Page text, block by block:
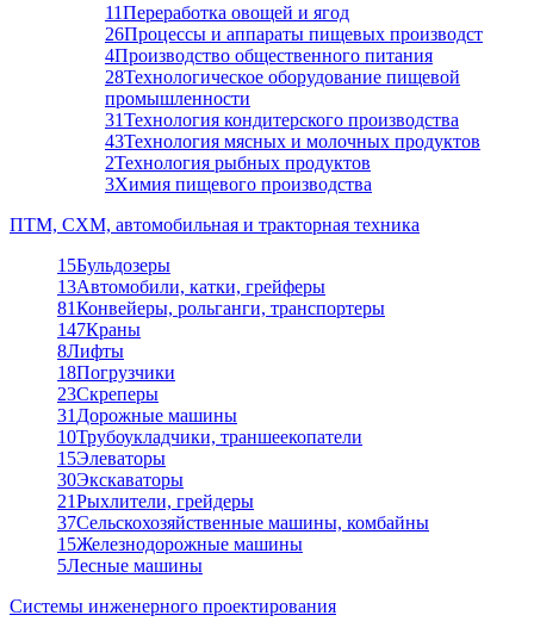
11Переработка овощей и ягод
26Процессы и аппараты пищевых производст
4Производство общественного питания
28Технологическое оборудование пищевой
промышленности
31Технология кондитерского производства
43Технология мясных и молочных продуктов
2Технология рыбных продуктов
3Химия пищевого производства
ПТМ, СХМ, автомобильная и тракторная техника
15Бульдозеры
13Автомобили, катки, грейферы
81Конвейеры, рольганги, транспортеры
147Краны
8Лифты
18Погрузчики
23Скреперы
31 Дорожные машины
10Трубоукладчики, траншеекопатели
15Элеваторы
30Экскаваторы
21Рыхлители, грейдеры
37Сельскохозяйственные машины, комбайны
15Железнодорожные машины
5Лесные машины
Системы инженерного проектирования